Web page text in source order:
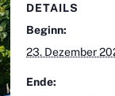
DETAILS
Beginn:
23. Dezember
Ende: